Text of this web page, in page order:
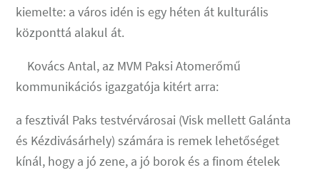
kiemelte: a város idén is egy héten át kulturális
központtá alakul át.
Kovács Antal, az MVM Paksi Atomerőmű
kommunikációs igazgatója kitért arra:
a fesztivál Paks testvérvárosai (Visk mellett Galánta
és Kézdivásárhely) számára is remek lehetőséget
kínál, hogy a jó zene, a jó borok és a finom ételek